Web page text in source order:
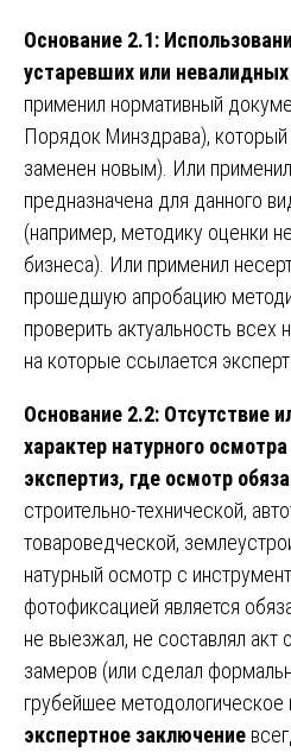
Основание 2.1:
устаревших или
применил нормативный
Порядок Минздрава), который
заменен новым). Или
предназначена для данного
(например, методику оценки
бизнеса). Или применил
прошедшую апробацию
проверить актуальность
на которые ссылается эксперт.
Основание 2.2: Отсутствие
характер натурного
экспертиз, где осмотр
строительно-технической,
товароведческой,
натурный осмотр с
фотофиксацией является
не выезжал, не составлял акт
замеров (или сделал
грубейшее методологическое
экспертное заключение